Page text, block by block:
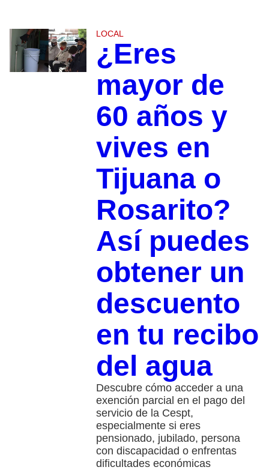
LOCAL
¿Eres
mayor de
60 años y
vives en
Tijuana o
Rosarito?
Así puedes
obtener un
descuento
en tu recibo
del agua
Descubre cómo acceder a una
exención parcial en el pago del
servicio de la Cespt,
especialmente si eres
pensionado, jubilado, persona
con discapacidad o enfrentas
dificultades económicas